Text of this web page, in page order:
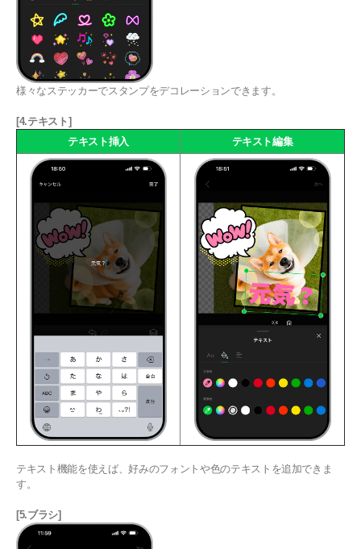
様々なステッカーでスタンプをデコレーションできます。
[4.テキスト]
テキスト挿入
テキスト編集
テキスト機能を使えば、好みのフォントや色のテキストを追加できま
す。
[5.ブラシ]